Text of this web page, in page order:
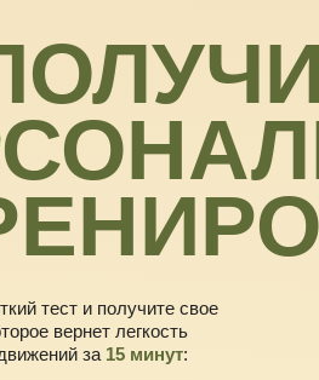
тест и получите свое
вернет легкость
за 15 минут: